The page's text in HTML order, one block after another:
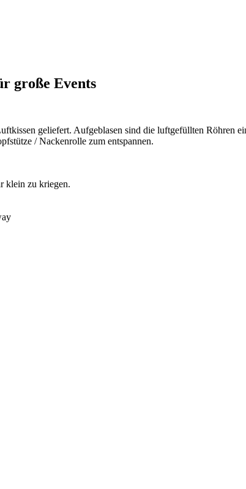
große Events
geliefert. Aufgeblasen sind die luftgefüllten Röhren
/ Nackenrolle zum entspannen.
klein zu kriegen.